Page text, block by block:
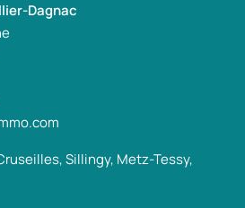
Dagnac
Sillingy, Metz-Tessy,